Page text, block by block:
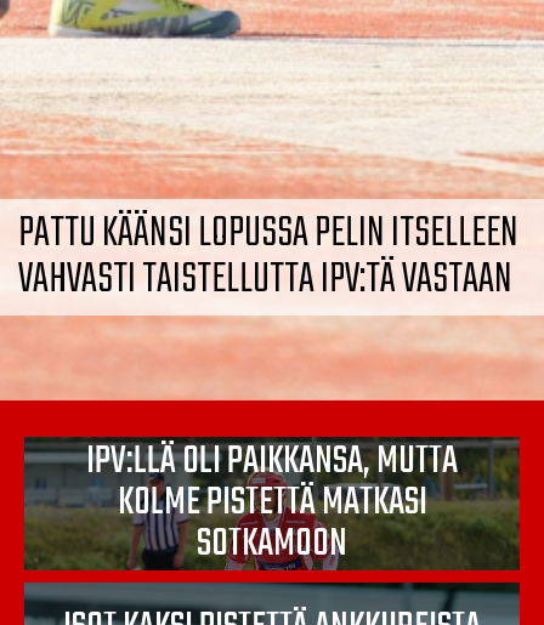
PATTU KÄÄNSI LOPUSSA PELIN ITSELLEEN
VAHVASTI TAISTELLUTTA IPV:TÄ VASTAAN
IPV:LLÄ OLI PAIKKANSA, MUTTA
KOLME PISTETTÄ MATKASI
SOTKAMOON